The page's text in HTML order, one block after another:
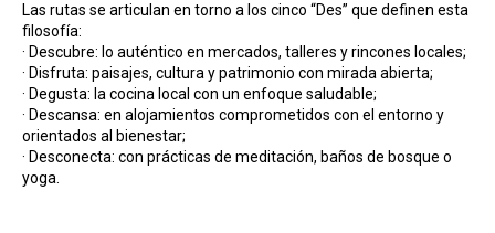
Las rutas se articulan en torno a los cinco “Des” que definen esta
filosofía:
· Descubre: lo auténtico en mercados, talleres y rincones locales;
· Disfruta: paisajes, cultura y patrimonio con mirada abierta;
· Degusta: la cocina local con un enfoque saludable;
· Descansa: en alojamientos comprometidos con el entorno y
orientados al bienestar;
· Desconecta: con prácticas de meditación, baños de bosque o
yoga.